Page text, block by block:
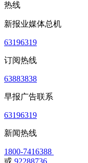
热线
新报业媒体总机
63196319
订阅热线
63883838
早报广告联系
63196319
新闻热线
1800-7416388
或 92288736